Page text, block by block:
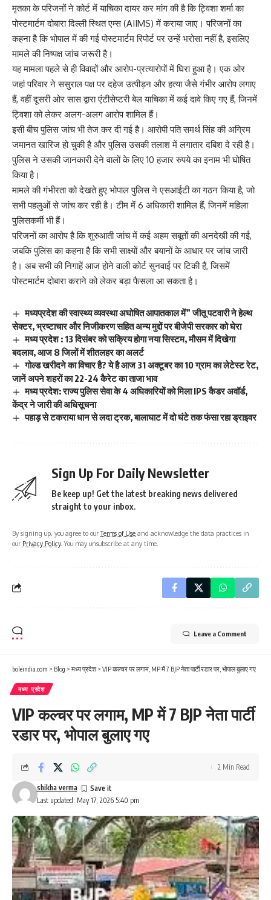
मृतका के परिजनों ने कोर्ट में याचिका दायर कर मांग की है कि ट्विशा शर्मा का
पोस्टमार्टम दोबारा दिल्ली स्थित एम्स (AIIMS) में कराया जाए। परिजनों का
कहना है कि भोपाल में की गई पोस्टमार्टम रिपोर्ट पर उन्हें भरोसा नहीं है, इसलिए
मामले की निष्पक्ष जांच जरूरी है।
यह मामला पहले से ही विवादों और आरोप-प्रत्यारोपों में घिरा हुआ है। एक ओर
जहां परिवार ने ससुराल पक्ष पर दहेज उत्पीड़न और हत्या जैसे गंभीर आरोप लगाए
हैं, वहीं दूसरी ओर सास द्वारा एंटीसेप्टरी बेल याचिका में कई दावे किए गए हैं, जिनमें
ट्विशा को लेकर अलग-अलग आरोप शामिल हैं।
इसी बीच पुलिस जांच भी तेज कर दी गई है। आरोपी पति समर्थ सिंह की अग्रिम
जमानत खारिज हो चुकी है और पुलिस उसकी तलाश में लगातार दबिश दे रही है।
पुलिस ने उसकी जानकारी देने वालों के लिए 10 हजार रुपये का इनाम भी घोषित
किया है।
मामले की गंभीरता को देखते हुए भोपाल पुलिस ने एसआईटी का गठन किया है, जो
सभी पहलुओं से जांच कर रही है। टीम में 6 अधिकारी शामिल हैं, जिनमें महिला
पुलिसकर्मी भी हैं।
परिजनों का आरोप है कि शुरुआती जांच में कई अहम सबूतों की अनदेखी की गई,
जबकि पुलिस का कहना है कि सभी साक्ष्यों और बयानों के आधार पर जांच जारी
है। अब सभी की निगाहें आज होने वाली कोर्ट सुनवाई पर टिकी हैं, जिसमें
पोस्टमार्टम दोबारा कराने को लेकर बड़ा फैसला आ सकता है।
मध्यप्रदेश की स्वास्थ्य व्यवस्था अघोषित आपातकाल में” जीतू पटवारी ने हेल्थ
सेक्टर, भ्रष्टाचार और निजीकरण सहित अन्य मुद्दों पर बीजेपी सरकार को घेरा
मध्य प्रदेश : 13 दिसंबर को सक्रिय होगा नया सिस्टम, मौसम में दिखेगा
बदलाव, आज 8 जिलों में शीतलहर का अलर्ट
गोल्ड खरीदने का विचार है? ये है आज 31 अक्टूबर का 10 ग्राम का लेटेस्ट रेट,
जानें अपने शहरों का 22-24 कैरेट का ताजा भाव
मध्य प्रदेश: राज्य पुलिस सेवा के 4 अधिकारियों को मिला IPS कैडर अवॉर्ड,
केंद्र ने जारी की अधिसूचना
पहाड़ से टकराया धान से लदा ट्रक, बालाघाट में दो घंटे तक फंसा रहा ड्राइवर
Sign Up For Daily Newsletter
Be keep up! Get the latest breaking news delivered
straight to your inbox.
By signing up, you agree to ourTerms of Use and acknowledge the data practices in
our Privacy Policy. You may unsubscribe at any time.
Leave a Comment
boleindia.com > Blog > मध्य प्रदेश> VIP कल्चर पर लगाम, MP में 7 BJP नेता पार्टी रडार पर, भोपाल बुलाए गए
मध्य प्रदेश
VIP कल्चर पर लगाम, MP में 7 BJP नेता पार्टी
रडार पर, भोपाल बुलाए गए
Last updated: May 17, 2026 5:40 pm
shikha verma
2 Min Read